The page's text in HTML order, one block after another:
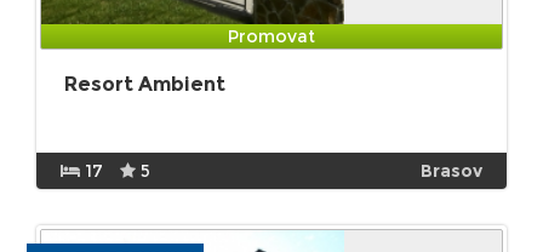
Promovat
Resort Ambient
17 5 Brasov